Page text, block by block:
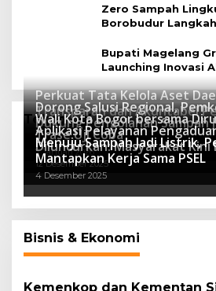
Zero Sampah
Borobudur
Bupati Magelang
Launching Inovasi
Program Sekolah
Teknologi
Perkuat Tata Kelola Aset
Transparan dan Akuntabel
Luncurkan SIMASDA
8 Juli 2026
Dorong Salusi Regional,
Dukung Pengolahan Sampah
8 April 2026
Wali Kota Bogor bersama
Trase Uji Coba
7 Januari 2026
Aplikasi Pelayanan
Diluncurkan: Masyarakat Kini
Lebih Cepat, Mudah, dan
12 Desember 2025
Menuju Sampah Jadi Listrik,
Mantapkan Kerja Sama PSEL
4 Desember 2025
Bisnis & Ekonomi
Kemenkop dan Kementan